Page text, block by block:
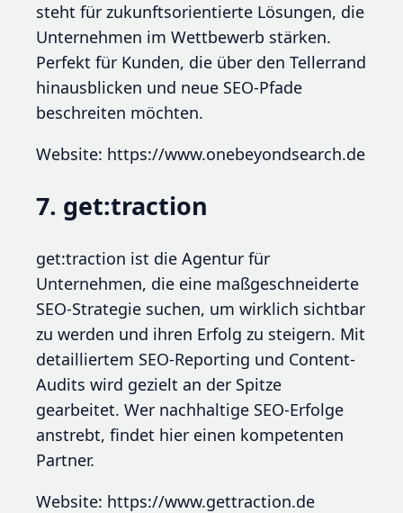
steht für zukunftsorientierte Lösungen, die
Unternehmen im Wettbewerb stärken.
Perfekt für Kunden, die über den Tellerrand
hinausblicken und neue SEO-Pfade
beschreiten möchten.
Website: https://www.onebeyondsearch.de
7. get:traction
get:traction ist die Agentur für
Unternehmen, die eine maßgeschneiderte
SEO-Strategie suchen, um wirklich sichtbar
zu werden und ihren Erfolg zu steigern. Mit
detailliertem SEO-Reporting und Content-
Audits wird gezielt an der Spitze
gearbeitet. Wer nachhaltige SEO-Erfolge
anstrebt, findet hier einen kompetenten
Partner.
Website: https://www.gettraction.de